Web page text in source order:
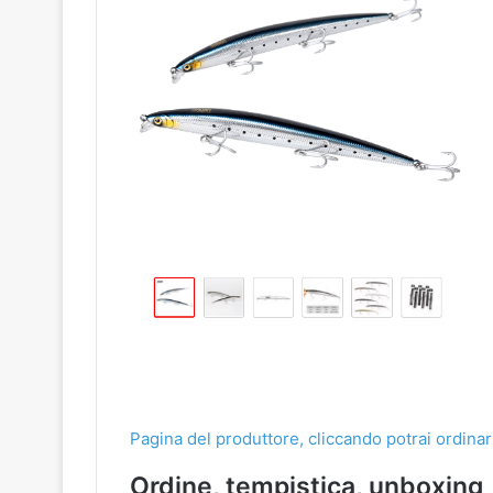
Pagina del produttore, cliccando potrai
Ordine, tempistica, unboxing